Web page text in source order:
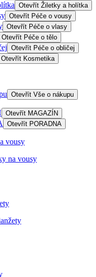
Otevřít Žiletky a holítka
Otevřít Péče o vousy
Otevřít Péče o vlasy
Otevřít Péče o tělo
Otevřít Péče o obličej
Otevřít Kosmetika
Otevřít Vše o nákupu
Otevřít MAGAZÍN
Otevřít PORADNA
na vousy